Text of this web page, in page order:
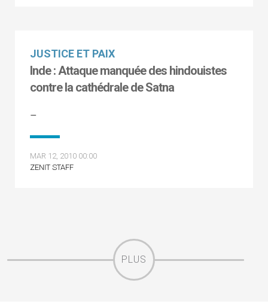
JUSTICE ET PAIX
Inde : Attaque manquée des hindouistes
contre la cathédrale de Satna
–
MAR 12, 2010 00:00
ZENIT STAFF
PLUS